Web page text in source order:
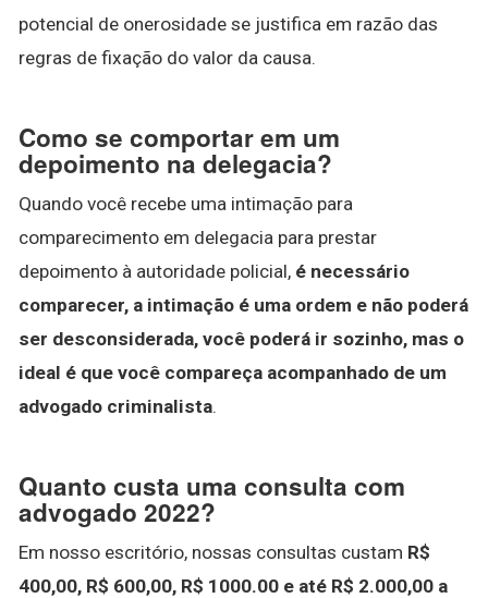
potencial de onerosidade se justifica em razão das
regras de fixação do valor da causa.
Como se comportar em um
depoimento na delegacia?
Quando você recebe uma intimação para
comparecimento em delegacia para prestar
depoimento à autoridade policial, é necessário
comparecer, a intimação é uma ordem e não poderá
ser desconsiderada, você poderá ir sozinho, mas o
ideal é que você compareça acompanhado de um
advogado criminalista.
Quanto custa uma consulta com
advogado 2022?
Em nosso escritório, nossas consultas custam R$
400,00, R$ 600,00, R$ 1000.00 e até R$ 2.000,00 a